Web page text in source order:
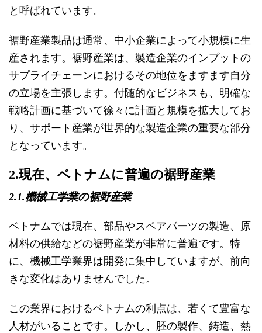
と呼ばれています。
裾野産業製品は通常、中小企業によって小規模に生
産されます。裾野産業は、製造企業のインプットの
サプライチェーンにおけるその地位をますます自分
の立場を主張します。付随的なビジネスも、明確な
戦略計画に基づいて徐々に計画と規模を拡大してお
り、サポート産業が世界的な製造企業の重要な部分
となっています。
2.現在、ベトナムに普遍の裾野産業
2.1.機械工学業の裾野産業
ベトナムでは現在、部品やスペアパーツの製造、原
材料の供給などの裾野産業が非常に普遍です。特
に、機械工学業界は開発に集中していますが、前向
きな変化はありませんでした。
この業界におけるベトナムの利点は、若くて豊富な
人材がいることです。しかし、胚の製作、鋳造、熱